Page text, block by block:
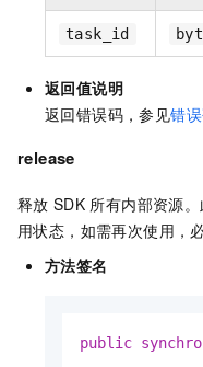
task_id
返回值说明
返回错误码，参见错
release
释放 SDK 所有内部资源
用状态，如需再次使用，
方法签名
public